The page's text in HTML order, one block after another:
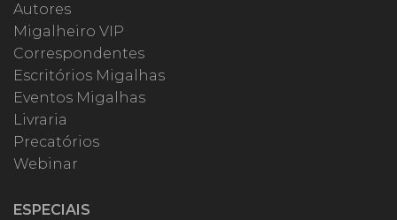
Autores
Migalheiro VIP
Correspondentes
Escritórios Migalhas
Eventos Migalhas
Livraria
Precatórios
Webinar
ESPECIAIS